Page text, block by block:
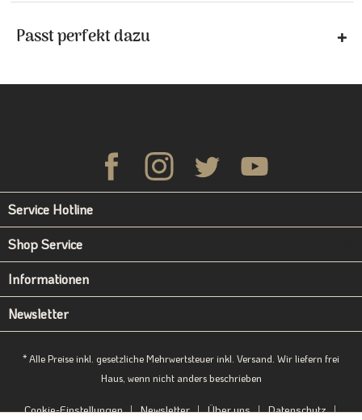
Passt perfekt dazu
Service Hotline
Shop Service
Informationen
Newsletter
* Alle Preise inkl. gesetzliche Mehrwertsteuer inkl. Versand. Wir liefern frei
Haus, wenn nicht anders beschrieben
Cookie-Einstellungen Newsletter Über uns
Datenschutz